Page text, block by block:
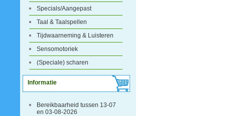
Specials/Aangepast
Taal & Taalspellen
Tijdwaarneming & Luisteren
Sensomotoriek
(Speciale) scharen
Informatie
Bereikbaarheid tussen 13-07
en 03-08-2026